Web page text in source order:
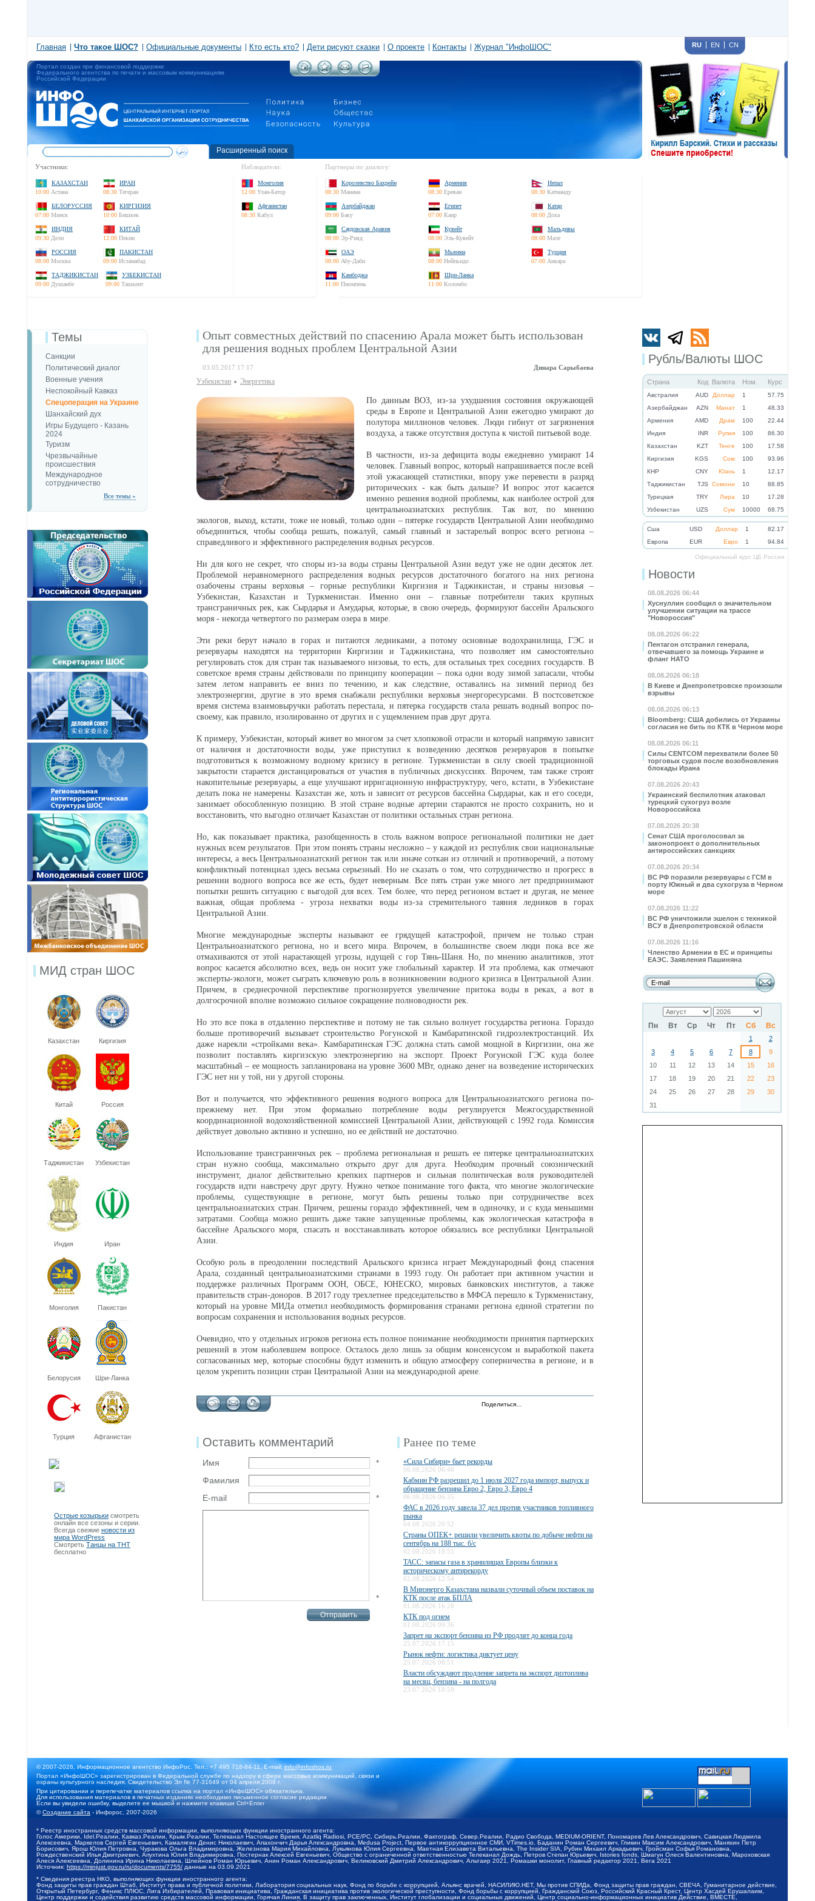
Главная Что такое ШОС? Официальные документы Кто есть кто? Дети рисуют сказки О проекте Контакты Журнал "ИнфоШОС" RU EN CN
Портал создан при финансовой поддержке
Федерального агентства по печати и массовым коммуникациям
Российской Федерации
Расширенный поиск
Участники:
КАЗАХСТАН
10:00 Астана
ИРАН
08:30 Тегеран
БЕЛОРУССИЯ
07:00 Минск
КИРГИЗИЯ
10:00 Бишкек
ИНДИЯ
09:30 Дели
КИТАЙ
12:00 Пекин
РОССИЯ
08:00 Москва
ПАКИСТАН
09:00 Исламабад
ТАДЖИКИСТАН
09:00 Душанбе
УЗБЕКИСТАН
09:00 Ташкент
Наблюдатели:
Монголия
12:00 Улан-Батор
Афганистан
08:30 Кабул
Партнеры по диалогу:
Королевство Бахрейн
08:30 Манама
Армения
08:30 Ереван
Непал
08:30 Катманду
Азербайджан
09:00 Баку
Египет
07:00 Каир
Катар
08:00 Доха
Саудовская Аравия
08:00 Эр-Рияд
Кувейт
08:00 Эль-Кувейт
Мальдивы
08:00 Мале
ОАЭ
08:00 Абу-Даби
Мьянма
08:00 Нейпьидо
Турция
07:00 Анкара
Камбоджа
11:00 Пномпень
Шри-Ланка
11:00 Коломбо
Рубль/Валюты ШОС
Страна Код Валюта Ном. Курс
Австралия AUD Доллар 1
57.75
Азербайджан
AZN Манат 1
48.33
Армения
AMD Драм 100
22.44
Индия
INR Рупия 100
86.30
Казахстан
KZT Тенге 100
17.58
Киргизия
KGS Сом 100
93.96
КНР
CNY Юань 1
12.17
Таджикистан
TJS Сомони 10
88.85
Турецкая
TRY Лира 10
17.28
Узбекистан
UZS Сум 10000 68.75
Cша USD Доллар 1
82.17
Eвропа
EUR Евро 1 94.84
Официальный курс ЦБ России
Новости
08.08.2026 06:44
Хуснуллин сообщил о значительном
улучшении ситуации на трассе
"Новороссия"
08.08.2026 06:22
Пентагон отстранил генерала,
отвечавшего за помощь Украине и
фланг НАТО
08.08.2026 06:18
В Киеве и Днепропетровске произошли
взрывы
08.08.2026 06:13
Bloomberg: США добились от Украины
согласия не бить по КТК в Черном море
08.08.2026 06:11
Силы CENTCOM перехватили более 50
торговых судов после возобновления
блокады Ирана
07.08.2026 20:43
Украинский беспилотник атаковал
турецкий сухогруз возле
Новороссийска
07.08.2026 20:38
Сенат США проголосовал за
законопроект о дополнительных
антироссийских санкциях
07.08.2026 20:34
ВС РФ поразили резервуары с ГСМ в
порту Южный и два сухогруза в Черном
море
07.08.2026 11:22
ВС РФ уничтожили эшелон с техникой
ВСУ в Днепропетровской области
07.08.2026 11:16
Членство Армении в ЕС и принципы
ЕАЭС. Заявления Пашиняна
Пн Вт Ср Чт Пт Сб Вс
1
2
3
4 5 6 7 8
9
10
11 12 13 14 15
16
17
18 19 20 21 22
23
24
25 26 27 28 29
30
31
Темы
Санкции
Политический диалог
Военные учения
Неспокойный Кавказ
Спецоперация на Украине
Шанхайский дух
Игры Будущего - Казань
2024
Туризм
Чрезвычайные
происшествия
Международное
сотрудничество
Все темы »
МИД стран ШОС
Казахстан Киргизия
Китай Россия
Таджикистан Узбекистан
Индия Иран
Монголия Пакистан
Белорусия Шри-Ланка
Турция Афганистан
Острые козырьки смотреть
онлайн все сезоны и серии.
Всегда свежие новости из
мира WordPress
Смотреть Танцы на ТНТ
бесплатно
Опыт совместных действий по спасению Арала может быть использован
для решения водных проблем Центральной Азии
03.05.2017 17:17 Динара Сарыбаева
Узбекистан Энергетика
По данным ВОЗ, из-за ухудшения состояния окружающей
среды в Европе и Центральной Азии ежегодно умирают до
полутора миллионов человек. Люди гибнут от загрязнения
воздуха, а также отсутствия доступа к чистой питьевой воде.
В частности, из-за дефицита воды ежедневно умирают 14
человек. Главный вопрос, который напрашивается после всей
этой ужасающей статистики, впору уже перевести в разряд
риторических - как быть дальше? И вопрос этот касается
именно решения водной проблемы, как наиболее острой для
центральноазиатских республик. Так вот, по мнению
экологов, выход, кстати, тоже не новый, только один – пятерке государств Центральной Азии необходимо
объединиться, чтобы сообща решать, пожалуй, самый главный и застарелый вопрос всего региона –
справедливого и эффективного распределения водных ресурсов.
Ни для кого не секрет, что споры из-за воды страны Центральной Азии ведут уже не один десяток лет.
Проблемой неравномерного распределения водных ресурсов достаточного богатого на них региона
озабочены страны верховья – горные республики Киргизия и Таджикистан, и страны низовья –
Узбекистан, Казахстан и Туркменистан. Именно они – главные потребители таких крупных
трансграничных рек, как Сырдарья и Амударья, которые, в свою очередь, формируют бассейн Аральского
моря - некогда четвертого по размерам озера в мире.
Эти реки берут начало в горах и питаются ледниками, а потому основные водохранилища, ГЭС и
резервуары находятся на территории Киргизии и Таджикистана, что позволяет им самостоятельно
регулировать сток для стран так называемого низовья, то есть, для остальных трех соседних государств. В
советское время страны действовали по принципу кооперации – пока одни воду зимой запасали, чтобы
затем летом направить ее вниз по течению, и как следствие, оставались на зимний период без
электроэнергии, другие в это время снабжали республики верховья энергоресурсами. В постсоветское
время система взаимовыручки работать перестала, и пятерка государств стала решать водный вопрос по-
своему, как правило, изолированно от других и с ущемлением прав друг друга.
К примеру, Узбекистан, который живет во многом за счет хлопковой отрасли и который напрямую зависит
от наличия и достаточности воды, уже приступил к возведению десятков резервуаров в попытке
подготовиться к возможному водному кризису в регионе. Туркменистан в силу своей традиционной
закрытости старается дистанцироваться от участия в публичных дискуссиях. Впрочем, там также строят
накопительные резервуары, а еще улучшают ирригационную инфраструктуру, чего, кстати, в Узбекистане
делать пока не намерены. Казахстан же, хоть и зависит от ресурсов бассейна Сырдарьи, как и его соседи,
занимает обособленную позицию. В этой стране водные артерии стараются не просто сохранить, но и
восстановить, что выгодно отличает Казахстан от политики остальных стран региона.
Но, как показывает практика, разобщенность в столь важном вопросе региональной политики не дает
нужных всем результатов. При этом понять страны несложно – у каждой из республик свои национальные
интересы, а весь Центральноазиатский регион так или иначе соткан из отличий и противоречий, а потому
конфликтный потенциал здесь весьма серьезный. Но не сказать о том, что сотрудничество и прогресс в
решении водного вопроса все же есть, будет неверным. Все пять стран уже много лет предпринимают
попытки решить ситуацию с выгодой для всех. Тем более, что перед регионом встает и другая, не менее
важная, общая проблема - угроза нехватки воды из-за стремительного таяния ледников в горах
Центральной Азии.
Многие международные эксперты называют ее грядущей катастрофой, причем не только стран
Центральноазиатского региона, но и всего мира. Впрочем, в большинстве своем люди пока все же
отмахиваются от этой нарастающей угрозы, идущей с гор Тянь-Шаня. Но, по мнению аналитиков, этот
вопрос касается абсолютно всех, ведь он носит уже глобальный характер. И эта проблема, как отмечают
эксперты-экологи, может сыграть ключевую роль в возникновении водного кризиса в Центральной Азии.
Причем, в среднесрочной перспективе прогнозируется увеличение притока воды в реках, а вот в
долгосрочной вполне возможно сильное сокращение полноводности рек.
Но это все пока в отдаленно перспективе и потому не так сильно волнует государства региона. Гораздо
больше противоречий вызывает строительство Рогунской и Камбаратинской гидроэлектростанций. Их
даже нарекли «стройками века». Камбаратинская ГЭС должна стать самой мощной в Киргизии, она же
позволит поставлять киргизскую электроэнергию на экспорт. Проект Рогунской ГЭС куда более
масштабный – ее мощность запланирована на уровне 3600 МВт, однако денег на возведение исторических
ГЭС нет ни у той, ни у другой стороны.
Вот и получается, что эффективного решения водного вопроса для Центральноазиатского региона по-
прежнему нет. При этом формально потребление воды регулируется Межгосударственной
координационной водохозяйственной комиссией Центральной Азии, действующей с 1992 года. Комиссия
действует довольно активно и успешно, но ее действий не достаточно.
Использование трансграничных рек – проблема региональная и решать ее пятерке центральноазиатских
стран нужно сообща, максимально открыто друг для друга. Необходим прочный союзнический
инструмент, диалог действительно крепких партнеров и сильная политическая воля руководителей
государств идти навстречу друг другу. Нужно четкое понимание того факта, что многие экологические
проблемы, существующие в регионе, могут быть решены только при сотрудничестве всех
центральноазиатских стран. Причем, решены гораздо эффективней, чем в одиночку, и с куда меньшими
затратами. Сообща можно решить даже такие запущенные проблемы, как экологическая катастрофа в
бассейне Аральского моря, спасать и восстанавливать которое обязались все республики Центральной
Азии.
Особую роль в преодолении последствий Аральского кризиса играет Международный фонд спасения
Арала, созданный центральноазиатскими странами в 1993 году. Он работает при активном участии и
поддержке различных Программ ООН, ОБСЕ, ЮНЕСКО, мировых банковских институтов, а также
правительств стран-доноров. В 2017 году трехлетнее председательство в МФСА перешло к Туркменистану,
который на уровне МИДа отметил необходимость формирования странами региона единой стратегии по
вопросам сохранения и использования водных ресурсов.
Очевидно, что у отдельных игроков региона есть полное понимание необходимости принятия партнерских
решений в этом наболевшем вопросе. Осталось дело лишь за общим консенсусом и выработкой пакета
согласованных мер, которые способны будут изменить и общую атмосферу соперничества в регионе, и в
целом укрепить позиции стран Центральной Азии на международной арене.
Поделиться…
Оставить комментарий
Имя
*
Фамилия
E-mail
*
*
Ранее по теме
«Сила Сибири» бьет рекорды
06.08.2026 06:48
Кабмин РФ разрешил до 1 июля 2027 года импорт, выпуск и
обращение бензина Евро 2, Евро 3, Евро 4
06.08.2026 06:35
ФАС в 2026 году завела 37 дел против участников топливного
рынка
04.08.2026 20:52
Страны ОПЕК+ решили увеличить квоты по добыче нефти на
сентябрь на 188 тыс. б/с
02.08.2026 18:51
ТАСС: запасы газа в хранилищах Европы близки к
историческому антирекорду
02.08.2026 12:54
В Минэнерго Казахстана назвали суточный объем поставок на
КТК после атак БПЛА
01.08.2026 16:28
КТК под огнем
01.08.2026 09:36
Запрет на экспорт бензина из РФ продлят до конца года
25.07.2026 17:15
Рынок нефти: логистика диктует цену
25.07.2026 08:51
Власти обсуждают продление запрета на экспорт дизтоплива
на месяц, бензина - на полгода
23.07.2026 18:59
© 2007-2026, Информационное агентство ИнфоРос. Тел.: +7 495 718-84-11, E-mail:info@infoshos.ru
Портал «ИнфоШОС» зарегистрирован в Федеральной службе по надзору в сфере массовых коммуникаций, связи и
охраны культурного наследия. Свидетельство Эл № 77-31649 от 04 апреля 2008 г.
При цитировании и перепечатке материалов ссылка на портал «ИнфоШОС» обязательна.
Для использования материалов в печатных изданиях необходимо письменное согласие редакции
Если вы увидели ошибку, выделите ее мышкой и нажмите клавиши Ctrl+Enter
©Создание сайта - Инфорос, 2007-2026
* Реестр иностранных средств массовой информации, выполняющих функции иностранного агента:
Голос Америки, Idel.Реалии, Кавказ.Реалии, Крым.Реалии, Телеканал Настоящее Время, Azatliq Radiosi, PCE/PC, Сибирь.Реалии, Фактограф, Север.Реалии, Радио Свобода, MEDIUM-ORIENT, Пономарев Лев Александрович, Савицкая Людмила
Алексеевна, Маркелов Сергей Евгеньевич, Камалягин Денис Николаевич, Апахончич Дарья Александровна, Medusa Project, Первое антикоррупционное СМИ, VTimes.io, Баданин Роман Сергеевич, Гликин Максим Александрович, Маняхин Петр
Борисович, Ярош Юлия Петровна, Чуракова Ольга Владимировна, Железнова Мария Михайловна, Лукьянова Юлия Сергеевна, Маетная Елизавета Витальевна, The Insider SIA, Рубин Михаил Аркадьевич, Гройсман Софья Романовна,
Рождественский Илья Дмитриевич, Апухтина Юлия Владимировна, Постернак Алексей Евгеньевич, Общество с ограниченной ответственностью Телеканал Дождь, Петров Степан Юрьевич, Istories fonds, Шмагун Олеся Валентиновна, Мароховская
Алеся Алексеевна, Долинина Ирина Николаевна, Шлейнов Роман Юрьевич, Анин Роман Александрович, Великовский Дмитрий Александрович, Альтаир 2021, Ромашки монолит, Главный редактор 2021, Вега 2021
Источник: https://minjust.gov.ru/ru/documents/7755/ данные на 03.09.2021
* Сведения реестра НКО, выполняющих функции иностранного агента:
Фонд защиты прав граждан Штаб, Институт права и публичной политики, Лаборатория социальных наук, Фонд по борьбе с коррупцией, Альянс врачей, НАСИЛИЮ.НЕТ, Мы против СПИДа, Фонд защиты прав граждан, СВЕЧА, Гуманитарное действие,
Открытый Петербург, Феникс ПЛЮС, Лига Избирателей, Правовая инициатива, Гражданская инициатива против экологической преступности, Фонд борьбы с коррупцией, Гражданский Союз, Российский Красный Крест, Центр Хасдей Ерушалаим,
Центр поддержки и содействия развитию средств массовой информации, Горячая Линия, В защиту прав заключенных, Институт глобализации и социальных движений, Центр социально-информационных инициатив Действие, ВМЕСТЕ,